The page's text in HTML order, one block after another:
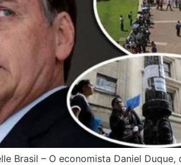
Brasil – O economista Daniel